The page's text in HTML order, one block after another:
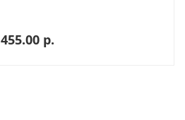
455.00 p.